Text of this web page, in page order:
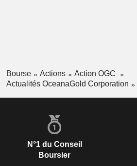
Bourse Actions
Action OGC
Actualités OceanaGold Corporation
N°1 du Conseil
Boursier